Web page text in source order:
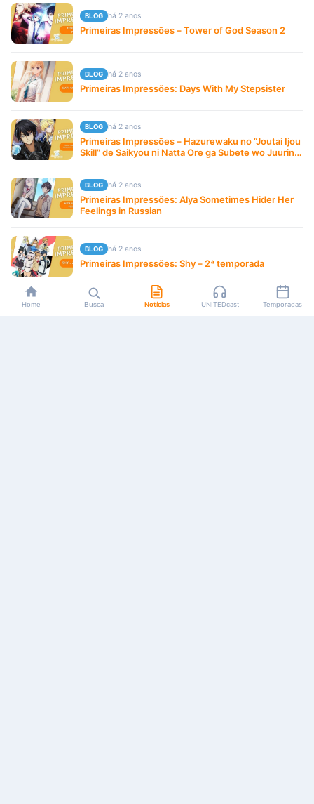
BLOG há 2 anos
Primeiras Impressões – Tower of God Season 2
BLOG há 2 anos
Primeiras Impressões: Days With My Stepsister
BLOG há 2 anos
Primeiras Impressões – Hazurewaku no “Joutai Ijou
Skill” de Saikyou ni Natta Ore ga Subete wo Juurin
BLOG há 2 anos
Primeiras Impressões: Alya Sometimes Hider Her
Feelings in Russian
BLOG há 2 anos
Primeiras Impressões: Shy – 2ª temporada
BLOG
Home Busca Notícias UNITEDcast Temporadas